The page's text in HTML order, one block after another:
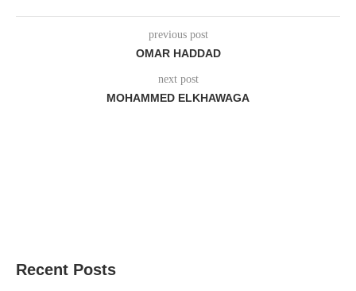
previous post
OMAR HADDAD
next post
MOHAMMED ELKHAWAGA
Recent Posts